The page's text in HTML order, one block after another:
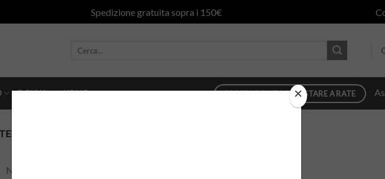
Spedizione gratuita sopra i 150€
DONNA UOMO SCOPRI COME ACQUISTARE A RATE
Non è stato trovato nessun prodotto che corrisponde alla tua selezione.